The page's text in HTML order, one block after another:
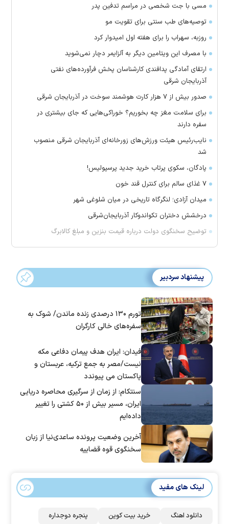
مسی با جت شخصی در مراسم تدفین پدر
توصیه‌های طب سنتی برای تقویت مو
روزبه، سهراب را برای هفته اول امیدوار کرد
با مصرف این ویتامین دیگر به آلزایمر دچار نمی‌شوید
ارتقای آمادگی پدافندی کارشناسان پخش فرآورده‌های نفتی
آذربایجان شرقی
صدور بیش از ۷ هزار کارت هوشمند سوخت در آذربایجان شرقی
برای سلامت مغز چه بخوریم؟ خوراکی‌هایی که جای بیشتری در
سفره دارند
نایب‌رئیس هیئت ورزش‌های زورخانه‌ای آذربایجان شرقی منصوب
شد
پادگان، سکوی پرتاب خرید جدید پرسپولیس!
۷ غذای سالم برای کنترل قند خون
میدان آزادی؛ لنگرگاه تاریخی در میان شلوغی شهر
درخشش دختران تکواندوکار آذربایجان‌شرقی
توضیح سخنگوی دولت درباره قیمت بنزین و مبلغ کالابرگ
پیشنهاد سردبیر
تورم ۱۳۰ درصدی زنده ماندن/ شوک به
سفره‌های خالی کارگران
فیدان: ایران هدف پیمان دفاعی مکه
نیست/مصر به جمع ترکیه، عربستان و
پاکستان می پیوندد
سنتکام: از زمان از سرگیری محاصره دریایی
ایران، مسیر بیش از ۵۰ کشتی را تغییر
داده‌ایم
آخرین وضعیت پرونده ساعدی‌نیا از زبان
سخنگوی قوه قضاییه
لینک های مفید
دانلود اهنگ خرید بیت کوین پنجره دوجداره